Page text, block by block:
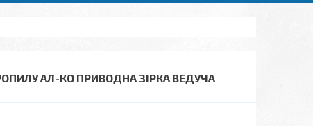
АЛ-КО ПРИВОДНА ЗІРКА ВЕДУЧА